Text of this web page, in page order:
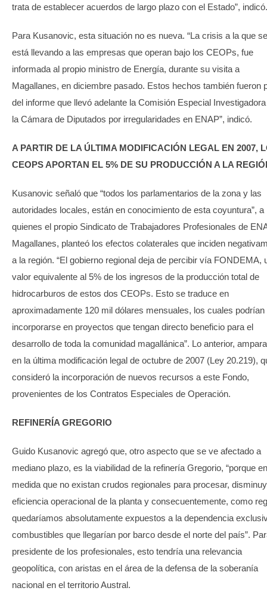
trata de establecer acuerdos de largo plazo con el Estado”, indicó.
Para Kusanovic, esta situación no es nueva. “La crisis a la que se
está llevando a las empresas que operan bajo los CEOPs, fue
informada al propio ministro de Energía, durante su visita a
Magallanes, en diciembre pasado. Estos hechos también fueron
del informe que llevó adelante la Comisión Especial
la Cámara de Diputados por irregularidades en ENAP”, indicó.
A PARTIR DE LA ÚLTIMA MODIFICACIÓN LEGAL EN 2007,
CEOPS APORTAN EL 5% DE SU PRODUCCIÓN A LA
Kusanovic señaló que “todos los parlamentarios de la zona y las
autoridades locales, están en conocimiento de esta coyuntura”, a
quienes el propio Sindicato de Trabajadores Profesionales de
Magallanes, planteó los efectos colaterales que inciden
a la región. “El gobierno regional deja de percibir vía FONDEMA,
valor equivalente al 5% de los ingresos de la producción total de
hidrocarburos de estos dos CEOPs. Esto se traduce en
aproximadamente 120 mil dólares mensuales, los cuales podrían
incorporarse en proyectos que tengan directo beneficio para el
desarrollo de toda la comunidad magallánica”. Lo anterior,
en la última modificación legal de octubre de 2007 (Ley 20.219),
consideró la incorporación de nuevos recursos a este Fondo,
provenientes de los Contratos Especiales de Operación.
REFINERÍA GREGORIO
Guido Kusanovic agregó que, otro aspecto que se ve afectado a
mediano plazo, es la viabilidad de la refinería Gregorio, “porque
medida que no existan crudos regionales para procesar,
eficiencia operacional de la planta y consecuentemente, como
quedaríamos absolutamente expuestos a la dependencia
combustibles que llegarían por barco desde el norte del país”.
presidente de los profesionales, esto tendría una relevancia
geopolítica, con aristas en el área de la defensa de la soberanía
nacional en el territorio Austral.